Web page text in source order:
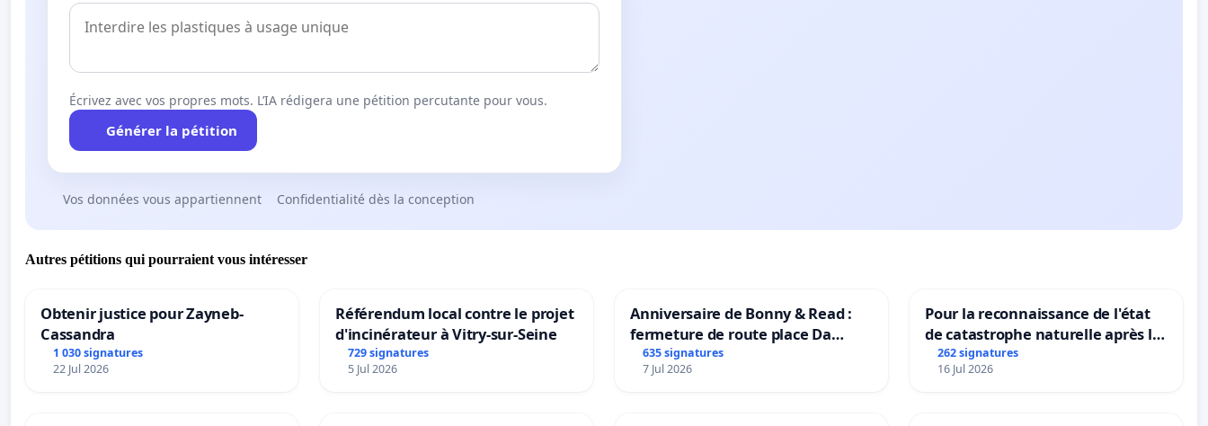
Écrivez avec vos propres mots. L’IA rédigera une pétition percutante pour vous.
Générer la pétition
Vos données vous appartiennent Confidentialité dès la conception
Autres pétitions qui pourraient vous intéresser
Obtenir justice pour Zayneb-
Cassandra
1 030 signatures
22 Jul 2026
Référendum local contre le projet
d'incinérateur à Vitry-sur-Seine
729 signatures
5 Jul 2026
Anniversaire de Bonny & Read :
fermeture de route place Da
Maya M
635 signatures
7 Jul 2026
Pour la reconnaissance de l'état
de catastrophe naturelle après la
grêle du 15 juillet 2026 à Aubenas
et ses alentours
262 signatures
16 Jul 2026